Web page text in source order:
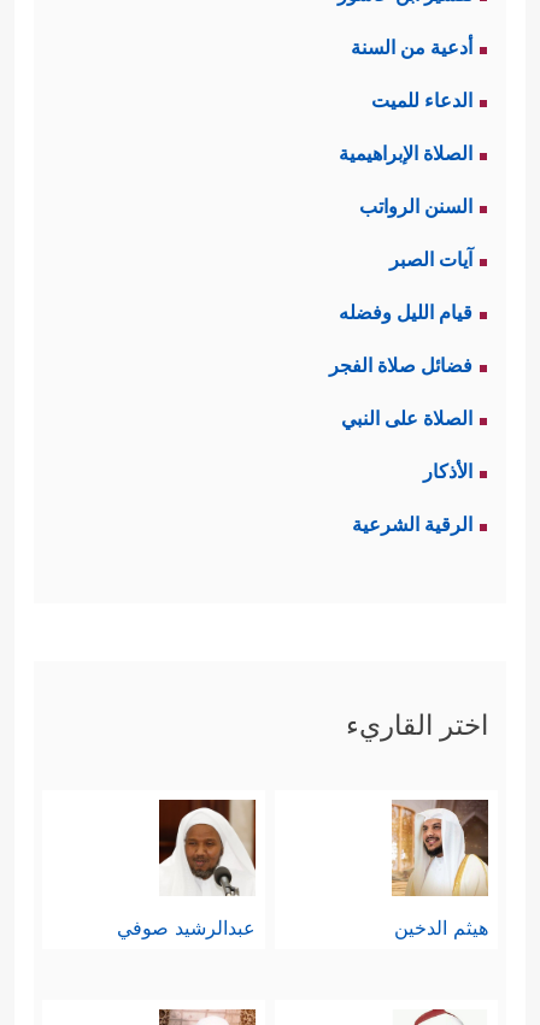
أدعية من السنة
الدعاء للميت
الصلاة الإبراهيمية
السنن الرواتب
آيات الصبر
قيام الليل وفضله
فضائل صلاة الفجر
الصلاة على النبي
الأذكار
الرقية الشرعية
اختر القاريء
هيثم الدخين عبدالرشيد صوفي